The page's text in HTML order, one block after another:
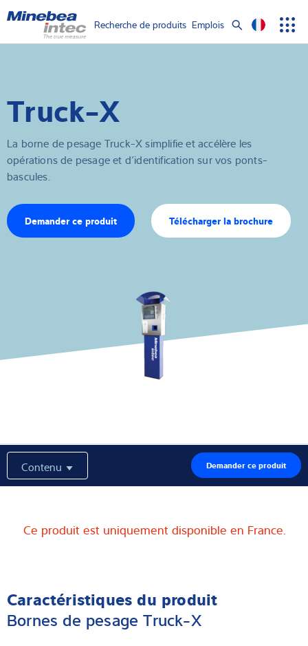
Recherche de produits Emplois
Solutions d'inspection
Logiciels
Truck-X
La borne de pesage Truck-X simplifie et accélère les
opérations de pesage et d’identification sur vos ponts-
bascules.
Demander ce produit Télécharger la brochure
Contenu Demander ce produit
Ce produit est uniquement disponible en France.
Caractéristiques du produit
Bornes de pesage Truck-X